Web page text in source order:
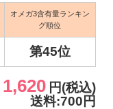
オメガ3含有量ランキン
グ順位
第45位
1,620 円(税込)
送料:700円